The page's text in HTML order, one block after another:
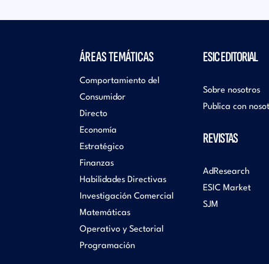
ÁREAS TEMÁTICAS
Comportamiento del
Consumidor
Directo
Economía
Estratégico
Finanzas
Habilidades Directivas
Investigación Comercial
Matemáticas
Operativo y Sectorial
Programación
ESIC EDITORIAL
Sobre nosotros
Publica con
REVISTAS
AdResearch
ESIC Market
SJM